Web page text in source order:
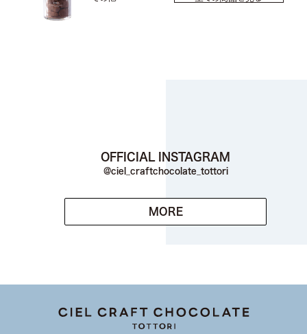
OFFICIAL INSTAGRAM
@ciel_craftchocolate_tottori
MORE